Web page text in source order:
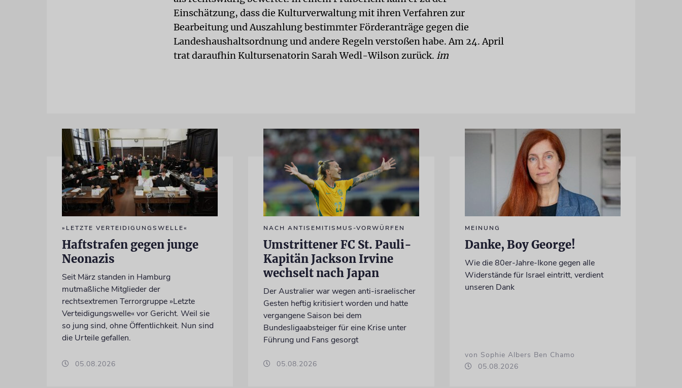
Einschätzung, dass die Kulturverwaltung mit ihren Verfahren zur
Bearbeitung und Auszahlung bestimmter Förderanträge gegen die
Landeshaushaltsordnung und andere Regeln verstoßen habe. Am 24. April
trat daraufhin Kultursenatorin Sarah Wedl-Wilson zurück. im
»LETZTE VERTEIDIGUNGSWELLE«
Haftstrafen gegen junge
Neonazis
Seit März standen in Hamburg
mutmaßliche Mitglieder der
rechtsextremen Terrorgruppe »Letzte
Verteidigungswelle« vor Gericht. Weil sie
so jung sind, ohne Öffentlichkeit. Nun sind
die Urteile gefallen.
05.08.2026
NACH ANTISEMITISMUS-VORWÜRFEN
Umstrittener FC St. Pauli-
Kapitän Jackson Irvine
wechselt nach Japan
Der Australier war wegen anti-israelischer
Gesten heftig kritisiert worden und hatte
vergangene Saison bei dem
Bundesligaabsteiger für eine Krise unter
Führung und Fans gesorgt
05.08.2026
MEINUNG
Danke, Boy George!
Wie die 80er-Jahre-Ikone gegen alle
Widerstände für Israel eintritt, verdient
unseren Dank
von Sophie Albers Ben Chamo
05.08.2026